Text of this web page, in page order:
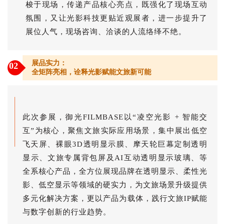
梭于现场，传递产品核心亮点，既强化了现场互动
氛围，又让光影科技更贴近观展者，进一步提升了
展位人气，现场咨询、洽谈的人流络绎不绝。
02
展品实力：
全矩阵亮相，诠释光影赋能文旅新可能
此次参展，御光FILMBASE以“凌空光影 + 智能交
互”为核心，聚焦文旅实际应用场景，集中展出低空
飞天屏、裸眼3D透明显示膜、摩天轮巨幕定制透明
显示、文旅专属背包屏及AI互动透明显示玻璃、等
全系核心产品，全方位展现品牌在透明显示、柔性光
影、低空显示等领域的硬实力，为文旅场景升级提供
多元化解决方案，更以产品为载体，践行文旅IP赋能
与数字创新的行业趋势。